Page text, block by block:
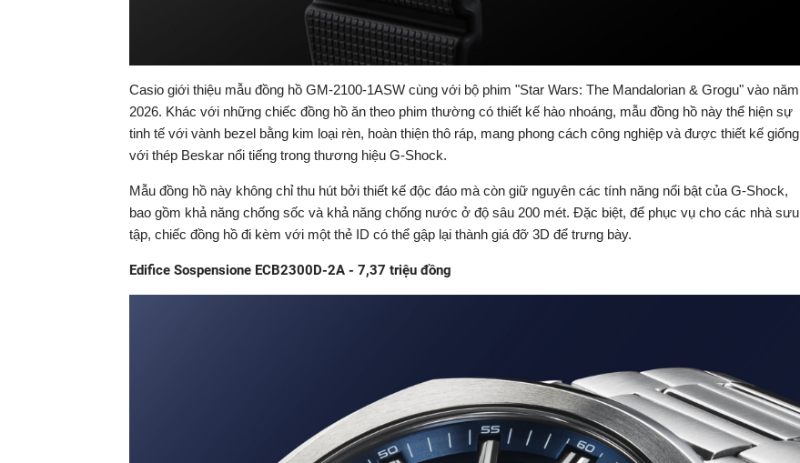
Casio giới thiệu mẫu đồng hồ GM-2100-1ASW cùng với bộ phim "Star Wars: The Mandalorian & Grogu" vào năm
2026. Khác với những chiếc đồng hồ ăn theo phim thường có thiết kế hào nhoáng, mẫu đồng hồ này thể hiện sự
tinh tế với vành bezel bằng kim loại rèn, hoàn thiện thô ráp, mang phong cách công nghiệp và được thiết kế giống
với thép Beskar nổi tiếng trong thương hiệu G-Shock.
Mẫu đồng hồ này không chỉ thu hút bởi thiết kế độc đáo mà còn giữ nguyên các tính năng nổi bật của G-Shock,
bao gồm khả năng chống sốc và khả năng chống nước ở độ sâu 200 mét. Đặc biệt, để phục vụ cho các nhà sưu
tập, chiếc đồng hồ đi kèm với một thẻ ID có thể gập lại thành giá đỡ 3D để trưng bày.
Edifice Sospensione ECB2300D-2A - 7,37 triệu đồng